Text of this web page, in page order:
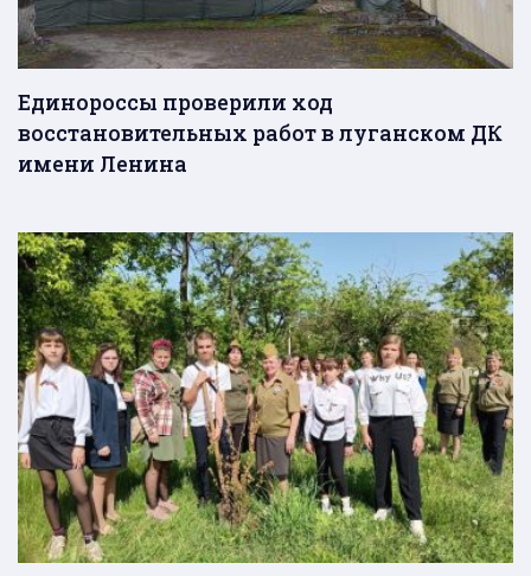
Единороссы проверили ход
восстановительных работ в луганском ДК
имени Ленина